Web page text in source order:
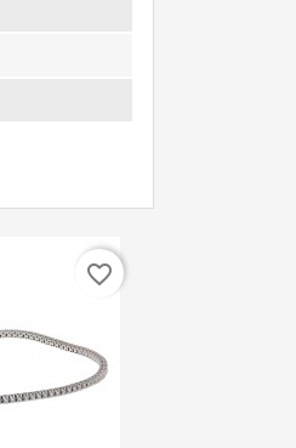
favorite_border